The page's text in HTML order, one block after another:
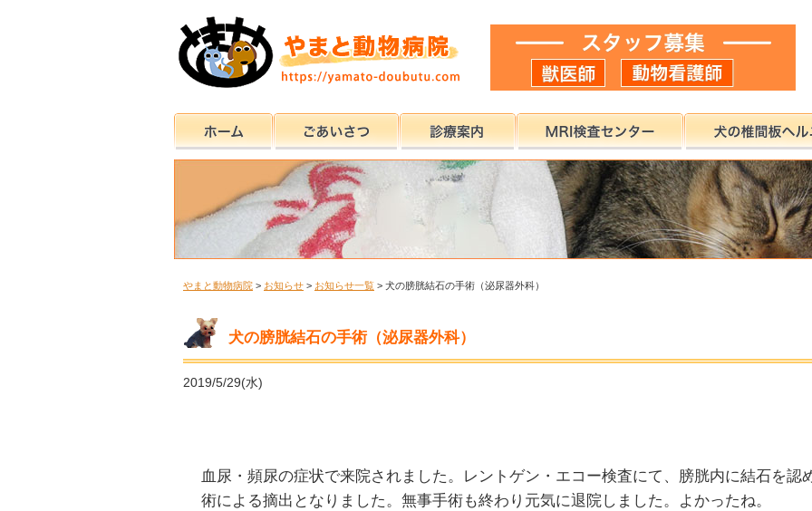
やまと動物病院 > お知らせ > お知らせ一覧 > 犬の膀胱結石の手術（泌尿器外科）
犬の膀胱結石の手術（泌尿器外科）
2019/5/29(水)
血尿・頻尿の症状で来院されました。レントゲン・エコー検査にて、膀胱内に結石を認
術による摘出となりました。無事手術も終わり元気に退院しました。よかったね。